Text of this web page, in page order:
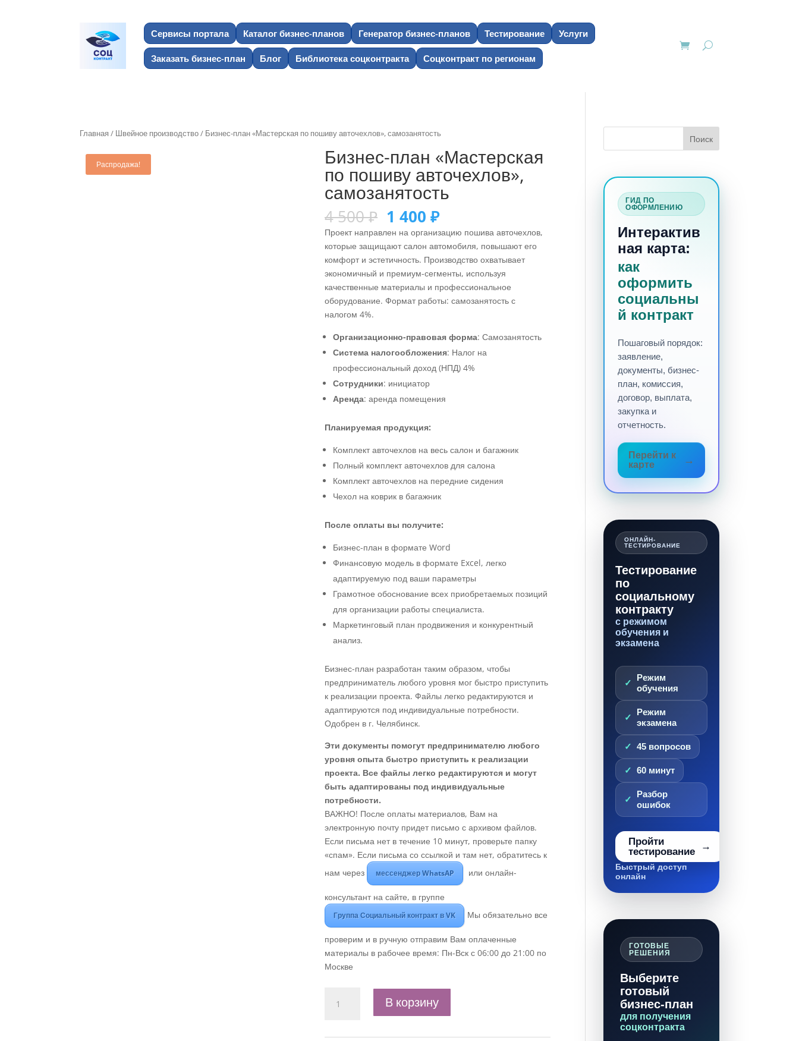
Сервисы портала Каталог бизнес-планов Генератор бизнес-планов Тестирование Услуги
Заказать бизнес-план Блог Библиотека соцконтракта Соцконтракт по регионам
Главная / Швейное производство/ Бизнес-план «Мастерская по пошиву авточехлов», самозанятость
Распродажа! Бизнес-план «Мастерская
по пошиву авточехлов»,
самозанятость
4 500₽ 1 400₽
Проект направлен на организацию пошива авточехлов,
которые защищают салон автомобиля, повышают его
комфорт и эстетичность. Производство охватывает
экономичный и премиум-сегменты, используя
качественные материалы и профессиональное
оборудование. Формат работы: самозанятость с
налогом 4%.
Организационно-правовая форма: Самозанятость
Система налогообложения: Налог на
профессиональный доход (НПД) 4%
Сотрудники: инициатор
Аренда: аренда помещения
Планируемая продукция:
Комплект авточехлов на весь салон и багажник
Полный комплект авточехлов для салона
Комплект авточехлов на передние сидения
Чехол на коврик в багажник
После оплаты вы получите:
Бизнес-план в формате Word
Финансовую модель в формате Excel, легко
адаптируемую под ваши параметры
Грамотное обоснование всех приобретаемых позиций
для организации работы специалиста.
Маркетинговый план продвижения и конкурентный
анализ.
Бизнес-план разработан таким образом, чтобы
предприниматель любого уровня мог быстро приступить
к реализации проекта. Файлы легко редактируются и
адаптируются под индивидуальные потребности.
Одобрен в г. Челябинск.
Эти документы помогут предпринимателю любого
уровня опыта быстро приступить к реализации
проекта. Все файлы легко редактируются и могут
быть адаптированы под индивидуальные
потребности.
ВАЖНО! После оплаты материалов, Вам на
электронную почту придет письмо с архивом файлов.
Если письма нет в течение 10 минут, проверьте папку
«спам». Если письма со ссылкой и там нет, обратитесь к
нам через
мессенджер WhatsAP или онлайн-
консультант на сайте, в группе
Группа Социальный контракт в VK Мы обязательно все
проверим и в ручную отправим Вам оплаченные
материалы в рабочее время: Пн-Вск с 06:00 до 21:00 по
Москве
товара
план
В корзину
ГИД ПО
ОФОРМЛЕНИЮ
Интерактив
ная карта:
как
оформить
социальны
й контракт
Пошаговый порядок:
заявление,
документы, бизнес-
план, комиссия,
договор, выплата,
закупка и
отчетность.
Перейти к
карте
ОНЛАЙН-
ТЕСТИРОВАНИЕ
Тестирование
по
социальному
контракту
с режимом
обучения и
экзамена
Режим
обучения
Режим
экзамена
45 вопросов
60 минут
Разбор
ошибок
Пройти
тестирование
Быстрый доступ
онлайн
ГОТОВЫЕ
РЕШЕНИЯ
Выберите
готовый
бизнес-план
для получения
соцконтракта